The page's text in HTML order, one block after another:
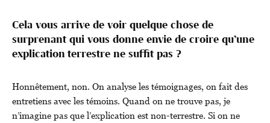
Cela vous arrive de voir quelque chose de
surprenant qui vous donne envie de croire qu’une
explication terrestre ne suffit pas ?
Honnêtement, non. On analyse les témoignages, on fait des
entretiens avec les témoins. Quand on ne trouve pas, je
n’imagine pas que l’explication est non-terrestre. Si on ne